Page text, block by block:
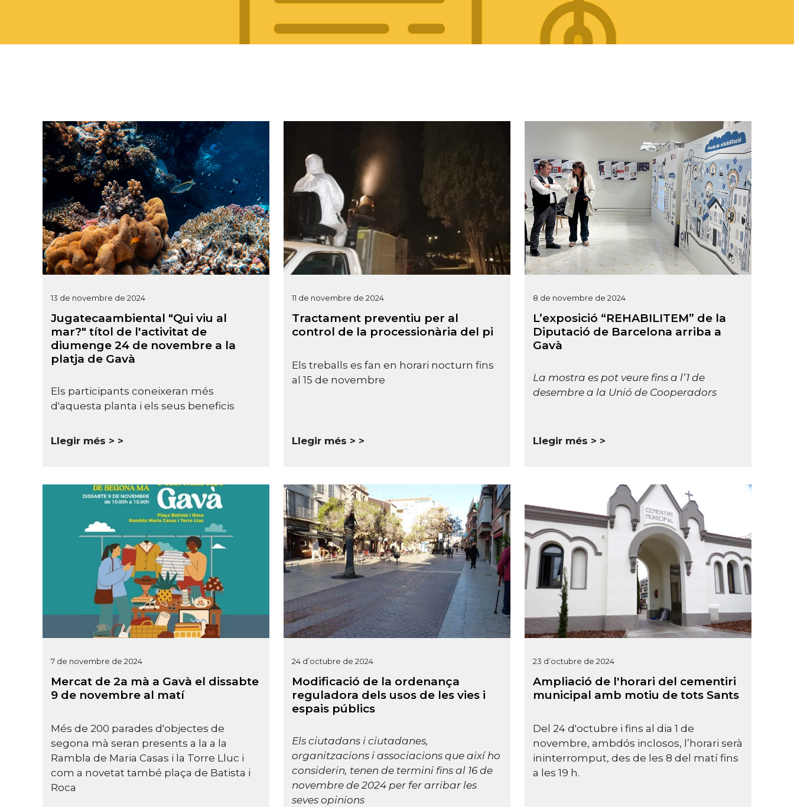
13 de novembre de 2024
Jugatecaambiental "Qui viu al
mar?" títol de l'activitat de
diumenge 24 de novembre a la
platja de Gavà
Els participants coneixeran més
d'aquesta planta i els seus beneficis
Llegir més >
11 de novembre de 2024
Tractament preventiu per al
control de la processionària del pi
Els treballs es fan en horari nocturn fins
al 15 de novembre
Llegir més >
8 de novembre de 2024
L’exposició “REHABILITEM” de la
Diputació de Barcelona arriba a
Gavà
La mostra es pot veure fins a l’1 de
desembre a la Unió de Cooperadors
Llegir més >
7 de novembre de 2024
Mercat de 2a mà a Gavà el dissabte
9 de novembre al matí
Més de 200 parades d'objectes de
segona mà seran presents a la a la
Rambla de Maria Casas i la Torre Lluc i
com a novetat també plaça de Batista i
Roca
24 d’octubre de 2024
Modificació de la ordenança
reguladora dels usos de les vies i
espais públics
Els ciutadans i ciutadanes,
organitzacions i associacions que així ho
considerin, tenen de termini fins al 16 de
novembre de 2024 per fer arribar les
seves opinions
23 d’octubre de 2024
Ampliació de l'horari del cementiri
municipal amb motiu de tots Sants
Del 24 d'octubre i fins al dia 1 de
novembre, ambdós inclosos, l’horari serà
ininterromput, des de les 8 del matí fins
a les 19 h.